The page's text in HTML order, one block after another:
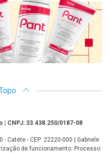
| CNPJ: 33.438.250/0187-08
Catete - CEP: 22220-000 | Gabriele
de funcionamento: Processo: